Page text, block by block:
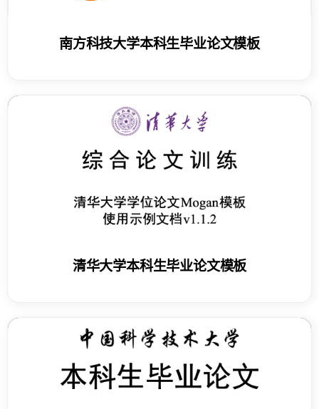
南方科技大学本科生毕业论文模板
清华大学本科生毕业论文模板